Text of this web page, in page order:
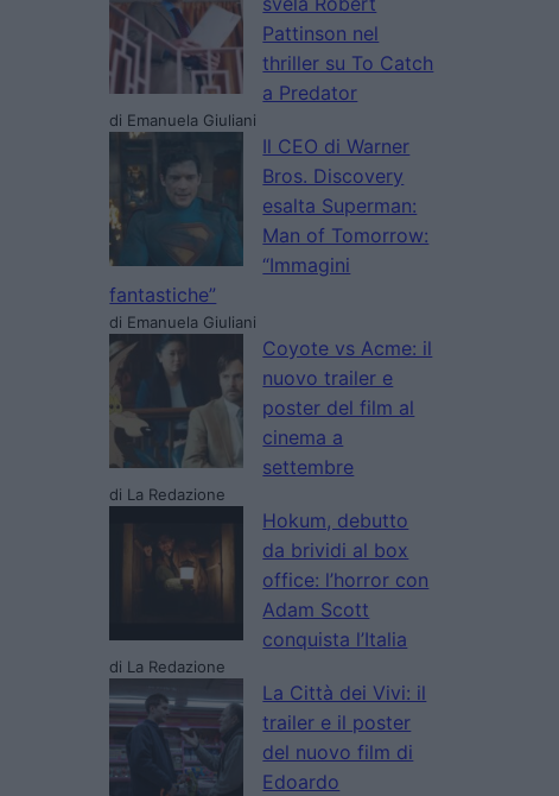
Pattinson nel
thriller su To Catch
a Predator
di Emanuela Giuliani
Il CEO di Warner
Bros. Discovery
esalta Superman:
Man of Tomorrow:
“Immagini
fantastiche”
di Emanuela Giuliani
Coyote vs Acme: il
nuovo trailer e
poster del film al
cinema a
settembre
di La Redazione
Hokum, debutto
da brividi al box
office: l’horror con
Adam Scott
conquista l’Italia
di La Redazione
La Città dei Vivi: il
trailer e il poster
del nuovo film di
Edoardo